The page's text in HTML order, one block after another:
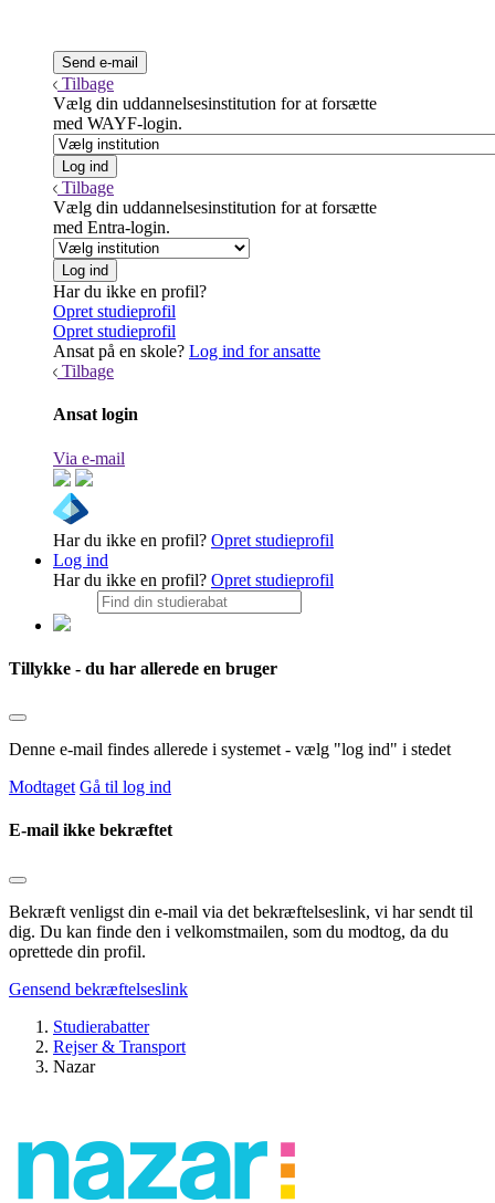
Tilbage
Vælg din uddannelsesinstitution for at forsætte
med WAYF-login.
Tilbage
Vælg din uddannelsesinstitution for at forsætte
med Entra-login.
Har du ikke en profil?
Opret studieprofil
Opret studieprofil
Ansat på en skole? Log ind for ansatte
Tilbage
Ansat login
Via e-mail
Har du ikke en profil? Opret studieprofil
Log ind
Har du ikke en profil? Opret studieprofil
Tillykke - du har allerede en bruger
Denne e-mail findes allerede i systemet - vælg "log ind" i stedet
Modtaget Gå til log ind
E-mail ikke bekræftet
Bekræft venligst din e-mail via det bekræftelseslink, vi har sendt til
dig. Du kan finde den i velkomstmailen, som du modtog, da du
oprettede din profil.
Gensend bekræftelseslink
Studierabatter
Rejser & Transport
Nazar